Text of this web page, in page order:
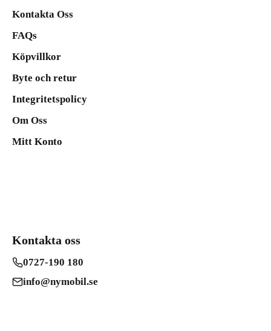
Kontakta Oss
FAQs
Köpvillkor
Byte och retur
Integritetspolicy
Om Oss
Mitt Konto
Kontakta oss
0727-190 180
info@nymobil.se